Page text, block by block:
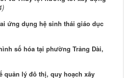
ứng dụng hệ sinh thái giáo dục
số hóa tại phường Trảng Dài,
quản lý đô thị, quy hoạch xây